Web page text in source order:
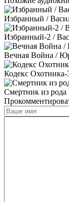
Избранный /
Избранный-2 /
Вечная Война /
Кодекс
Смертник из